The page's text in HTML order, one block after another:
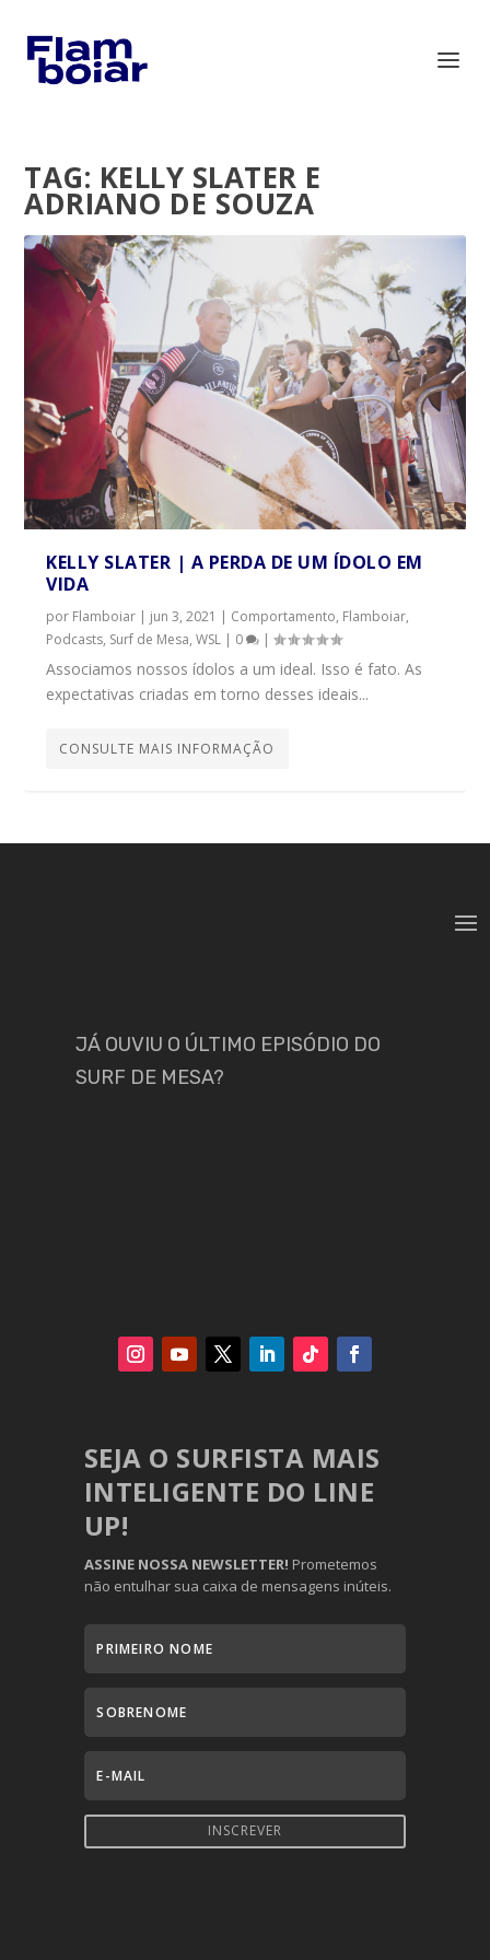
TAG: KELLY SLATER E
ADRIANO DE SOUZA
KELLY SLATER | A PERDA DE UM ÍDOLO EM
VIDA
por Flamboiar | jun 3, 2021 | Comportamento, Flamboiar,
Podcasts, Surf de Mesa,WSL | 0 |
Associamos nossos ídolos a um ideal. Isso é fato. As
expectativas criadas em torno desses ideais...
CONSULTE MAIS INFORMAÇÃO
JÁ OUVIU O ÚLTIMO EPISÓDIO DO
SURF DE MESA?
SEJA O SURFISTA MAIS
INTELIGENTE DO LINE
UP!
ASSINE NOSSA NEWSLETTER! Prometemos
não entulhar sua caixa de mensagens inúteis.
INSCREVER